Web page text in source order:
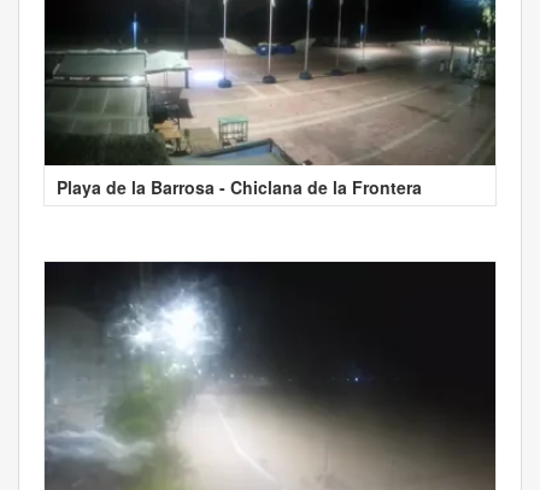
Playa de la Barrosa - Chiclana de la Frontera